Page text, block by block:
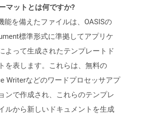
マットとは何ですか?
能を備えたファイルは、OASISの
標準形式に準拠してアプリケ
よって生成されたテンプレートド
を表します。これらは、無料の
Writerなどのワードプロセッサアプ
ンで作成され、これらのテンプレ
ルから新しいドキュメントを生成